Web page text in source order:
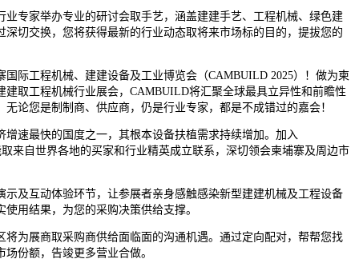
家举办专业的研讨会取手艺，涵盖建建手艺、工程机械、绿色建
深切交换，您将获得最新的行业动态取将来市场标的目的，提拔您的
工程机械、建建设备及工业博览会（CAMBUILD 2025）！做为柬
建取工程机械行业展会，CAMBUILD将汇聚全球最具立异性和前瞻性
论您是制制商、供应商，仍是行业专家，都是不成错过的嘉会！
最快的国度之一，其根本设备扶植需求持续增加。加入
来自世界各地的买家和行业精英成立联系，深切领会柬埔寨及周边市
互动体验环节，让参展者亲身感触感染新型建建机械及工程设备
用结果，为您的采购决策供给支撑。
展商取采购商供给面临面的沟通机遇。通过定向配对，帮帮您找
份额，告竣更多营业合做。